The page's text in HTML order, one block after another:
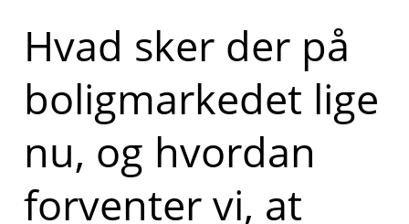
Hvad sker der på
boligmarkedet lige
nu, og hvordan
forventer vi, at